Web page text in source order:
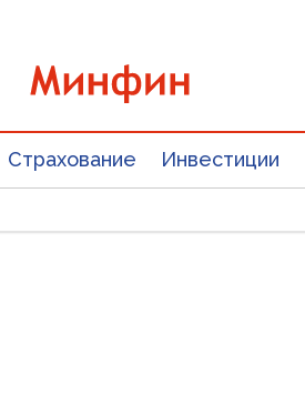
Страхование Инвестиции